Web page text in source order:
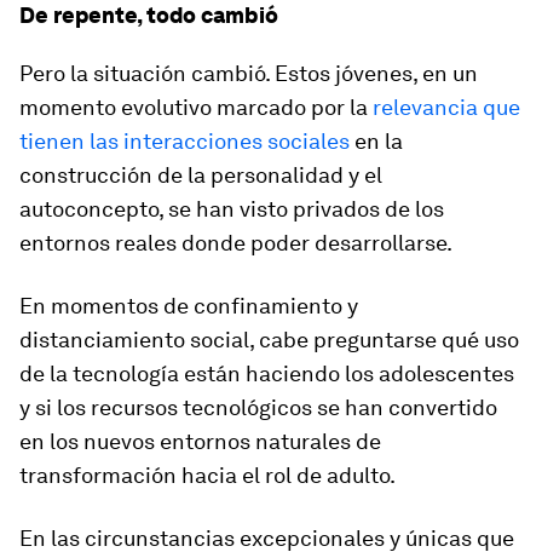
De repente, todo cambió
Pero la situación cambió. Estos jóvenes, en un
momento evolutivo marcado por la relevancia que
tienen las interacciones sociales en la
construcción de la personalidad y el
autoconcepto, se han visto privados de los
entornos reales donde poder desarrollarse.
En momentos de confinamiento y
distanciamiento social, cabe preguntarse qué uso
de la tecnología están haciendo los adolescentes
y si los recursos tecnológicos se han convertido
en los nuevos entornos naturales de
transformación hacia el rol de adulto.
En las circunstancias excepcionales y únicas que